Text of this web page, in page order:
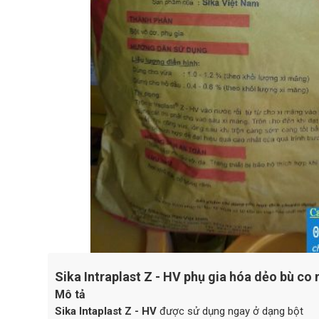
Sika Intraplast Z - HV phụ gia hóa dẻo bù co
Mô tả
Sika Intaplast Z - HV được sử dụng ngay ở dạng bột